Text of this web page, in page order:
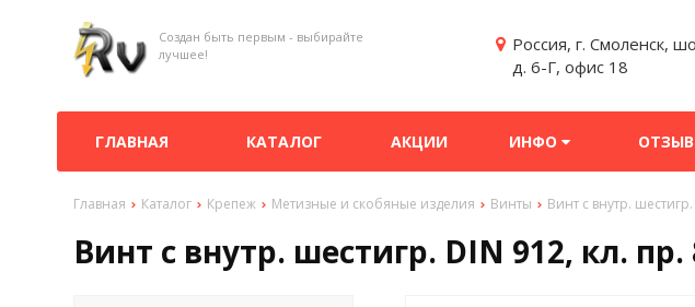
Создан быть первым - выбирайте
лучшее!
Россия, г. Смоленск,
д. 6-Г, офис 18
ГЛАВНАЯ КАТАЛОГ АКЦИИ ИНФО
Главная Каталог Крепеж Метизные и скобяные изделия Винты Винт с внутр.
Винт с внутр. шестигр. DIN 912, кл. пр.